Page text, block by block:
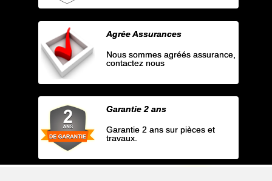
Agrée Assurances
Nous sommes agréés assurance,
contactez nous
Garantie 2 ans
Garantie 2 ans sur pièces et
travaux.